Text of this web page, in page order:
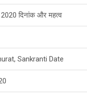
दिनांक और महत्व
Sankranti Date